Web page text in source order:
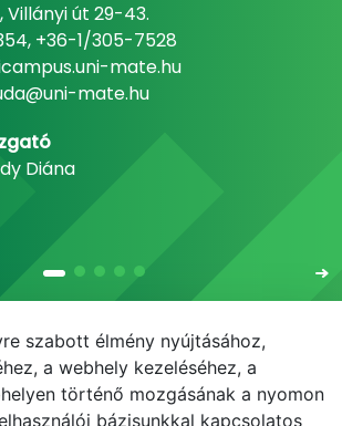
Villányi út 29-43.
+36-1/305-7528
mate.hu
mate.hu
Diána
NEPTUN E-learning
szabott élmény nyújtásához,
a webhely kezeléséhez, a
történő mozgásának a nyomon
bázisunkkal kapcsolatos